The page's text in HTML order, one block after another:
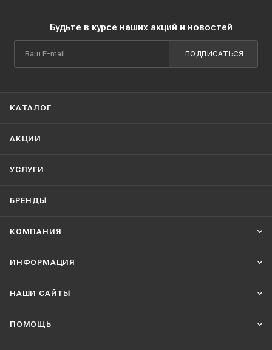
Будьте в курсе наших акций и новостей
ПОДПИСАТЬСЯ
КАТАЛОГ
АКЦИИ
УСЛУГИ
БРЕНДЫ
КОМПАНИЯ
ИНФОРМАЦИЯ
НАШИ CАЙТЫ
ПОМОЩЬ